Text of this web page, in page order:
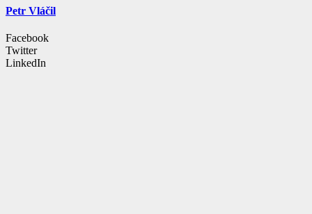
Petr Vláčil
Facebook
Twitter
LinkedIn